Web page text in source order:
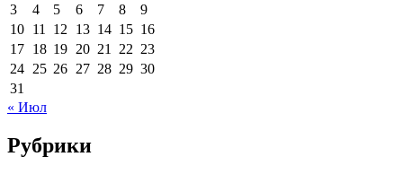
3
4 5 6 7 8
9
10 11 12 13 14 15 16
17 18 19 20 21 22 23
24 25 26 27 28 29 30
31
« Июл
Рубрики